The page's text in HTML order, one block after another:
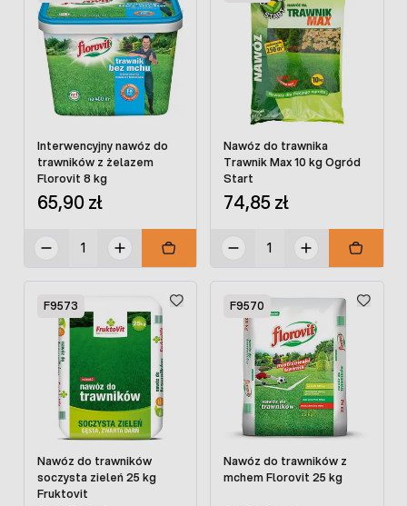
Interwencyjny nawóz do
trawników z żelazem
Florovit 8 kg
65,90 zł
Nawóz do trawnika
Trawnik Max 10 kg Ogród
Start
74,85 zł
F9573
Nawóz do trawników
soczysta zieleń 25 kg
Fruktovit
F9570
Nawóz do trawników z
mchem Florovit 25 kg